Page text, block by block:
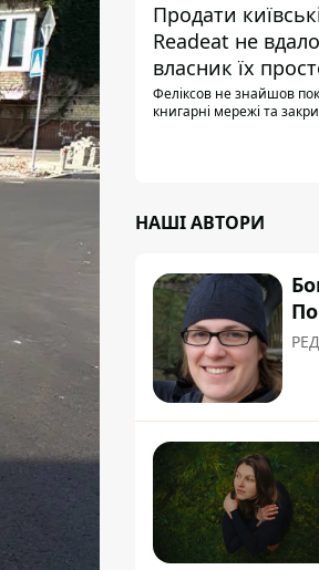
Продати
Readeat не
власник їх
Феліксов не знайшов
книгарні мережі та
НАШІ АВТОРИ